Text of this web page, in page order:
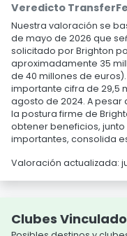
Veredicto
Nuestra valoración se
de mayo de 2026 que
solicitado por Brighton
aproximadamente 35
de 40 millones de
importante cifra de 29,5
agosto de 2024. A
la postura firme de
obtener beneficios,
importantes, consolida
Valoración actualizada:
Clubes